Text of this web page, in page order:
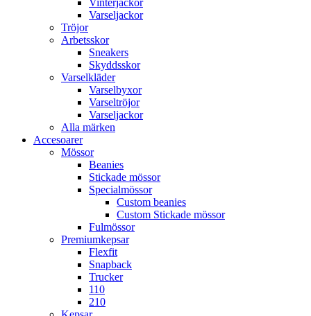
Vinterjackor
Varseljackor
Tröjor
Arbetsskor
Sneakers
Skyddsskor
Varselkläder
Varselbyxor
Varseltröjor
Varseljackor
Alla märken
Accesoarer
Mössor
Beanies
Stickade mössor
Specialmössor
Custom beanies
Custom Stickade mössor
Fulmössor
Premiumkepsar
Flexfit
Snapback
Trucker
110
210